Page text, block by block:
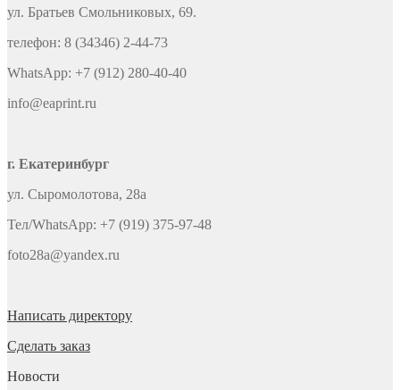
ул. Братьев Смольниковых, 69.
телефон: 8 (34346) 2-44-73
WhatsApp: +7 (912) 280-40-40
info@eaprint.ru
г. Екатеринбург
ул. Сыромолотова, 28а
Тел/WhatsApp: +7 (919) 375-97-48
foto28a@yandex.ru
Написать директору
Сделать заказ
Новости